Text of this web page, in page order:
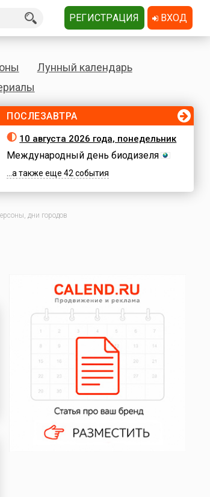
Лунный календарь
ПОСЛЕЗАВТРА
10 августа 2026 года, понедельник
Международный день биодизеля
...а также еще 42 события
дни городов
РЕГИСТРАЦИЯ ВХОД